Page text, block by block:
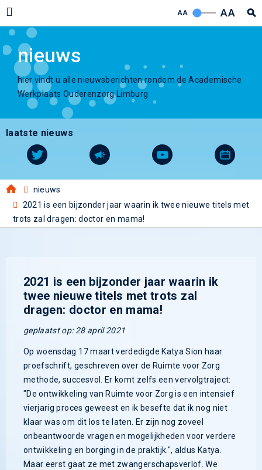
AA AA
nieuws
hier vindt u alle nieuwsberichten rondom de Academische
Werkplaats Ouderenzorg Limburg
laatste nieuws
nieuws
2021 is een bijzonder jaar waarin ik twee nieuwe titels met
trots zal dragen: doctor en mama!
2021 is een bijzonder jaar waarin ik
twee nieuwe titels met trots zal
dragen: doctor en mama!
geplaatst op: 28 april 2021
Op woensdag 17 maart verdedigde Katya Sion haar
proefschrift, geschreven over de Ruimte voor Zorg
methode, succesvol. Er komt zelfs een vervolgtraject:
"De ontwikkeling van Ruimte voor Zorg is een intensief
vierjarig proces geweest en ik besefte dat ik nog niet
klaar was om dit los te laten. Er zijn nog zoveel
onbeantwoorde vragen en mogelijkheden voor verdere
ontwikkeling en borging in de praktijk.", aldus Katya.
Maar eerst gaat ze met zwangerschapsverlof. We